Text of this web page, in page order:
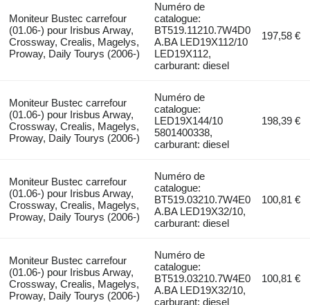
Moniteur Bustec carrefour
(01.06-) pour Irisbus Arway,
Crossway, Crealis, Magelys,
Proway, Daily Tourys (2006-)
Numéro de
catalogue:
BT519.11210.7W4D0
A.BA LED19X112/10
LED19X112,
carburant: diesel
197,58 €
Moniteur Bustec carrefour
(01.06-) pour Irisbus Arway,
Crossway, Crealis, Magelys,
Proway, Daily Tourys (2006-)
Numéro de
catalogue:
LED19X144/10
5801400338,
carburant: diesel
198,39 €
Moniteur Bustec carrefour
(01.06-) pour Irisbus Arway,
Crossway, Crealis, Magelys,
Proway, Daily Tourys (2006-)
Numéro de
catalogue:
BT519.03210.7W4E0
A.BA LED19X32/10,
carburant: diesel
100,81 €
Moniteur Bustec carrefour
(01.06-) pour Irisbus Arway,
Crossway, Crealis, Magelys,
Proway, Daily Tourys (2006-)
Numéro de
catalogue:
BT519.03210.7W4E0
A.BA LED19X32/10,
carburant: diesel
100,81 €